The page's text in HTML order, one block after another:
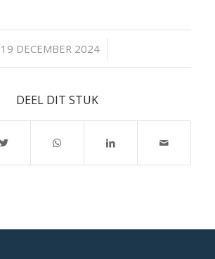
19 DECEMBER 2024
/
DEEL DIT STUK